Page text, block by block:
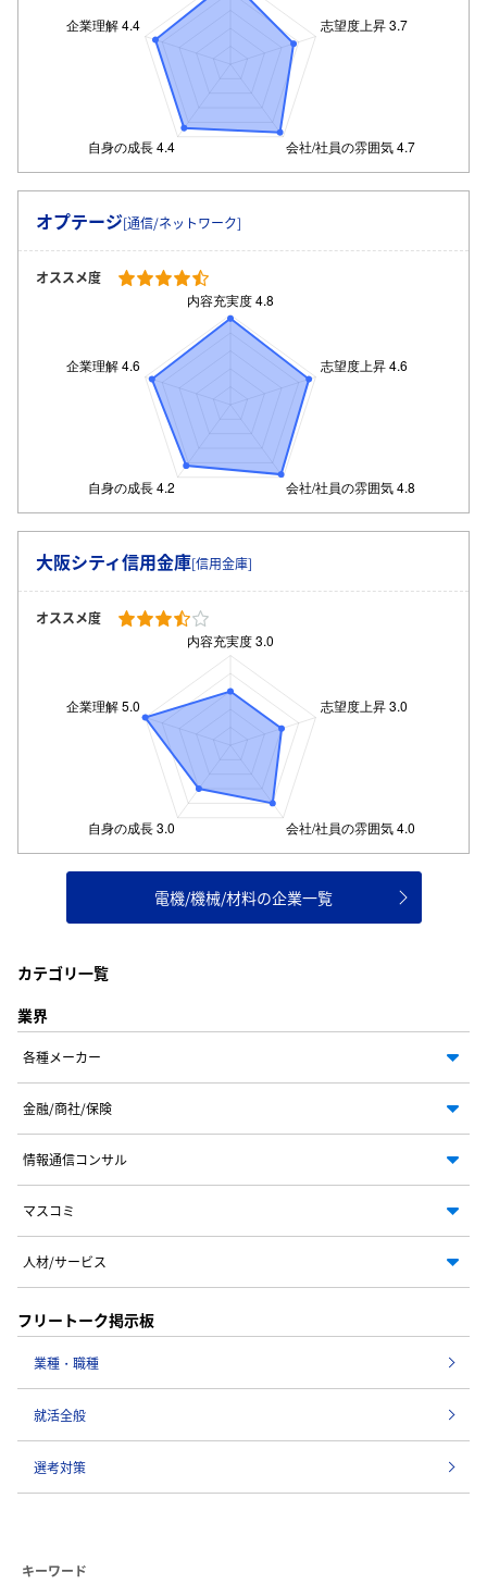
オプテージ[通信/ネットワーク]
オススメ度
大阪シティ信用金庫[信用金庫]
オススメ度
電機/機械/材料の企業一覧
カテゴリ一覧
業界
各種メーカー
金融/商社/保険
情報通信コンサル
マスコミ
人材/サービス
フリートーク掲示板
業種・職種
就活全般
選考対策
キーワード
ログイン・会員登録